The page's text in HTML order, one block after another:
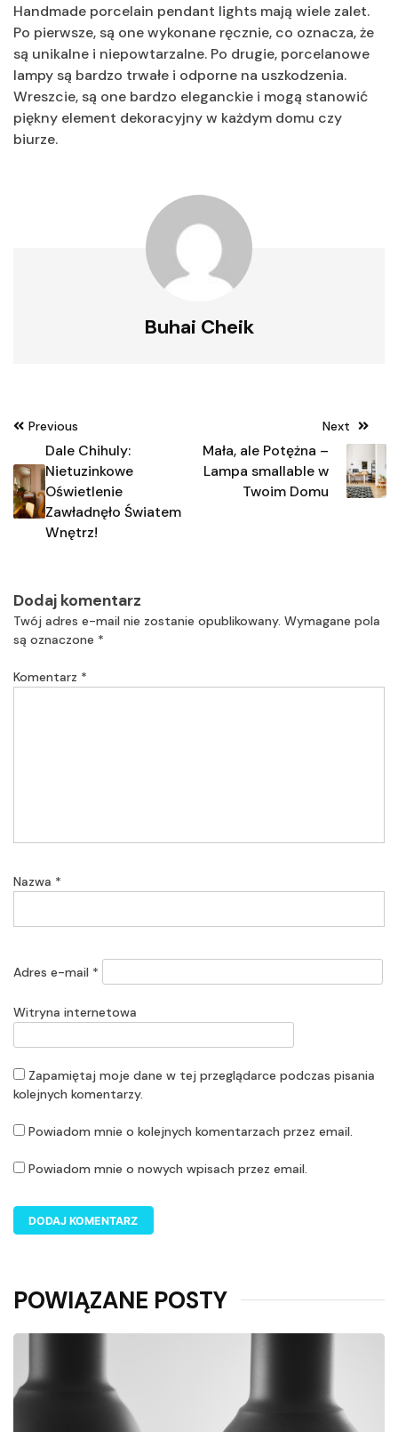
Handmade porcelain pendant lights mają wiele zalet.
Po pierwsze, są one wykonane ręcznie, co oznacza, że
są unikalne i niepowtarzalne. Po drugie, porcelanowe
lampy są bardzo trwałe i odporne na uszkodzenia.
Wreszcie, są one bardzo eleganckie i mogą stanowić
piękny element dekoracyjny w każdym domu czy
biurze.
Buhai Cheik
Nawigacja
Previous
Dale Chihuly:
Nietuzinkowe
Oświetlenie
Zawładnęło Światem
Wnętrz!
Next
Mała, ale Potężna –
Lampa smallable w
Twoim Domu
Dodaj komentarz
Twój adres e-mail nie zostanie opublikowany. Wymagane pola
są oznaczone *
Komentarz *
Nazwa *
Adres e-mail *
Witryna internetowa
Zapamiętaj moje dane w tej przeglądarce podczas pisania
kolejnych komentarzy.
Powiadom mnie o kolejnych komentarzach przez email.
Powiadom mnie o nowych wpisach przez email.
POWIĄZANE POSTY